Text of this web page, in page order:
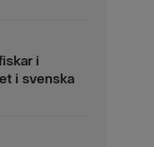
i
i svenska